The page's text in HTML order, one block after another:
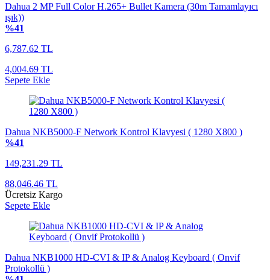
Dahua 2 MP Full Color H.265+ Bullet Kamera (30m Tamamlayıcı
ışık))
%41
6,787.62 TL
4,004.69 TL
Sepete Ekle
Dahua NKB5000-F Network Kontrol Klavyesi ( 1280 X800 )
%41
149,231.29 TL
88,046.46 TL
Ücretsiz Kargo
Sepete Ekle
Dahua NKB1000 HD-CVI & IP & Analog Keyboard ( Onvif
Protokollü )